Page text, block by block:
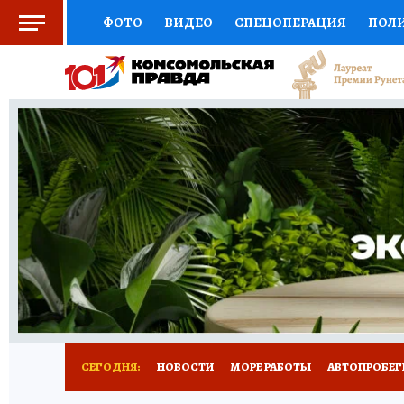
ФОТО ВИДЕО СПЕЦОПЕРАЦИЯ
СОЦПОДДЕРЖКА НАУКА СПОРТ
ВЫБОР ЭКСПЕРТОВ ДОКТОР
КНИЖНАЯ ПОЛКА ПРОГНОЗЫ НА СПОРТ
ПРЕСС-ЦЕНТР НЕДВИЖИМОСТЬ
ВСЕ О КП РАДИО КП ТЕСТЫ НОВОЕ
СЕГОДНЯ: НОВОСТИ МОРЕ РАБОТЫ